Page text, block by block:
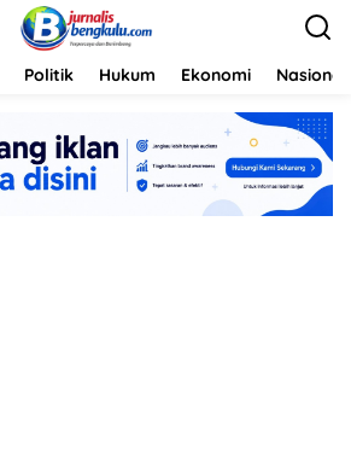
Politik Hukum Ekonomi Nasional